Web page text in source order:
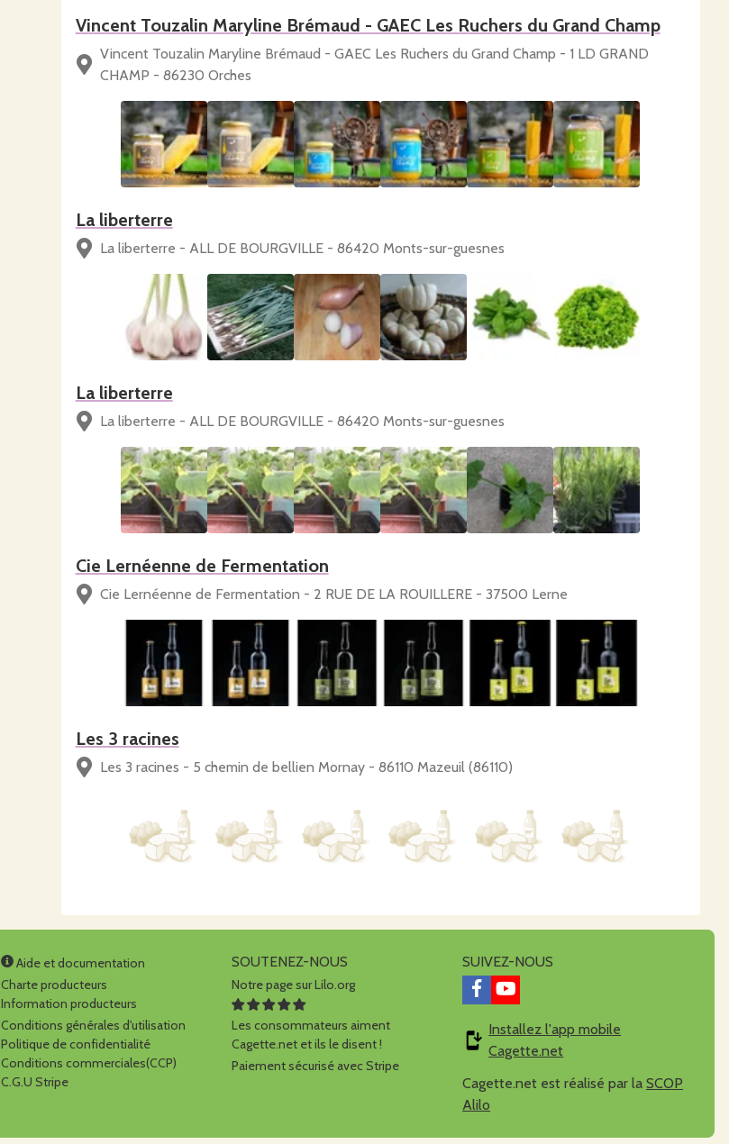
Vincent Touzalin Maryline Brémaud - GAEC Les Ruchers du Grand Champ
Vincent Touzalin Maryline Brémaud - GAEC Les Ruchers du Grand Champ - 1 LD GRAND
CHAMP - 86230 Orches
La liberterre
La liberterre - ALL DE BOURGVILLE - 86420 Monts-sur-guesnes
La liberterre
La liberterre - ALL DE BOURGVILLE - 86420 Monts-sur-guesnes
Cie Lernéenne de Fermentation
Cie Lernéenne de Fermentation - 2 RUE DE LA ROUILLERE - 37500 Lerne
Les 3 racines
Les 3 racines - 5 chemin de bellien Mornay - 86110 Mazeuil (86110)
Aide et documentation
Charte producteurs
Information producteurs
Conditions générales d'utilisation
Politique de confidentialité
Conditions commerciales(CCP)
C.G.U Stripe
SOUTENEZ-NOUS
Notre page sur Lilo.org
Les consommateurs aiment
Cagette.net et ils le disent !
Paiement sécurisé avec Stripe
SUIVEZ-NOUS
Installez l'app mobile
Cagette.net
Cagette.net est réalisé par la SCOP
Alilo